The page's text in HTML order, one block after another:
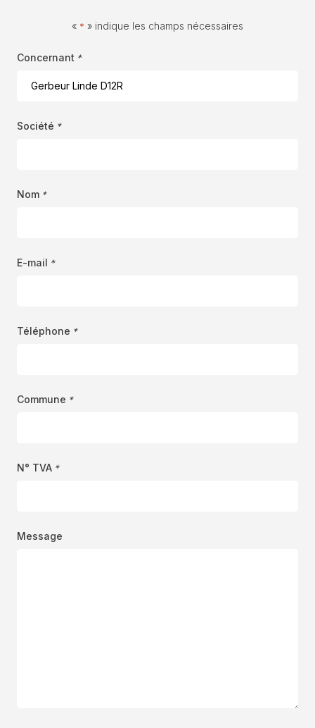
« * » indique les champs nécessaires
Concernant *
Société *
Nom *
E-mail *
Téléphone *
Commune *
N° TVA *
Message